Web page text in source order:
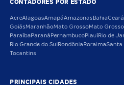
CONTADORES POR ESTADO
AcreAlagoasAmapáAmazonas BahiaCeará
GoiásMaranhãoMato GrossoMato Grosso
Paraíba Paraná PernambucoPiauíRio de
Rio Grande do Sul Rondônia RoraimaSanta
Tocantins
PRINCIPAIS CIDADES